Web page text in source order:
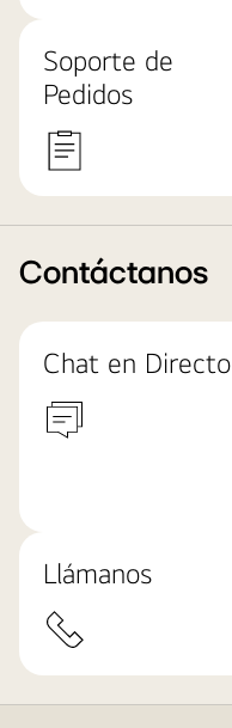
Soporte de
Pedidos
Contáctanos
Chat en Directo
Llámanos